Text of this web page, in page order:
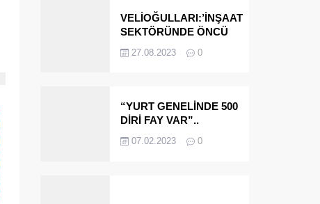
VELİOĞULLARI:’İNŞAAT
SEKTÖRÜNDE ÖNCÜ
EDECEĞİZ’
27.08.2023 0
“YURT GENELİNDE 500
DİRİ FAY VAR”..
ÇINARCIK..
07.02.2023 0